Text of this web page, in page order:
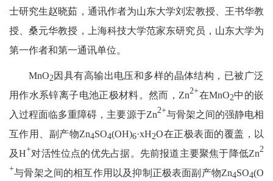
士研究生赵晓茹，通讯作者为山东大学刘宏教授、王书华教
授、桑元华教授，上海科技大学范家东研究员，山东大学为
第一作者和第一通讯单位。
MnO2因具有高输出电压和多样的晶体结构，已被广泛
用作水系锌离子电池正极材料。然而，Zn2+在MnO2中的嵌
入过程面临多重障碍，主要源于Zn2+与骨架之间的强静电相
互作用、副产物Zn4SO4(OH)6·xH2O在正极表面的覆盖，以
及H+对活性位点的优先占据。先前报道主要聚焦于降低Zn2
+与骨架之间的相互作用以及抑制正极表面副产物Zn4SO4(O